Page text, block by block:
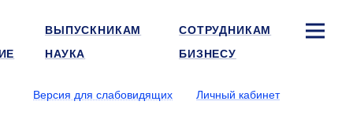
ВЫПУСКНИКАМ
СОТРУДНИКАМ
НАУКА БИЗНЕСУ
Версия для слабовидящих
Личный кабинет